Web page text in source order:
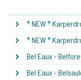
* NEW *
* NEW *
Bel Eaux -
Bel Eaux -